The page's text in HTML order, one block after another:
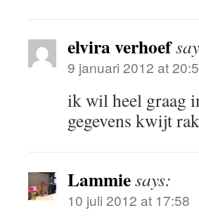
elvira verhoef
9 januari 2012 at
ik wil heel graag
gegevens kwijt
Lammiesays:
10 juli 2012 at 17:58